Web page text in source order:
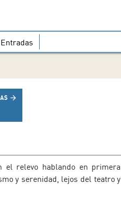
Entradas
arrow_forward
el relevo hablando en primera
y serenidad, lejos del teatro y